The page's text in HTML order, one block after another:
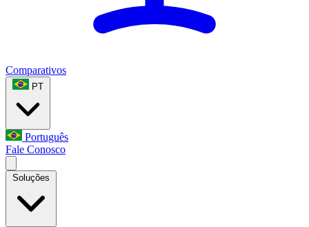
Comparativos
PT
Português
Fale Conosco
Soluções